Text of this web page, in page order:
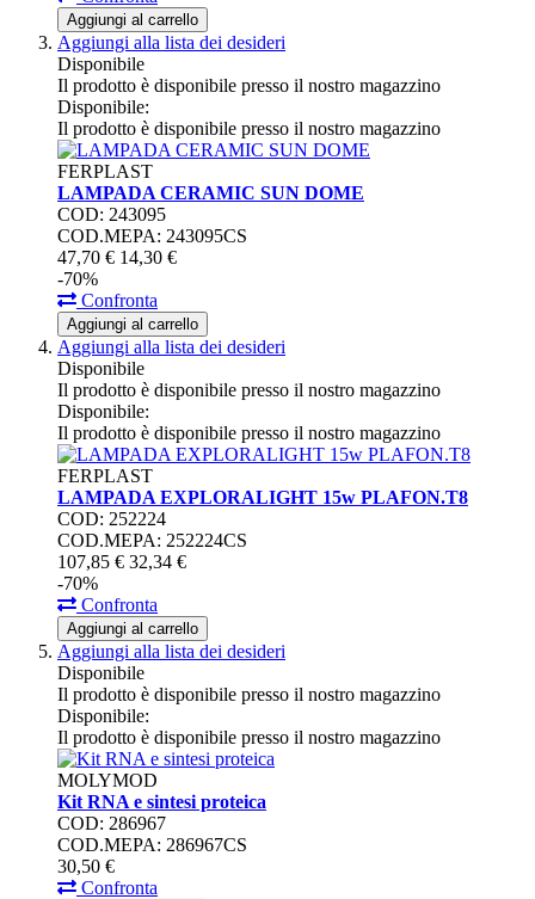
Aggiungi al carrello
Aggiungi alla lista dei desideri
Disponibile
Il prodotto è disponibile presso il nostro magazzino
Disponibile:
Il prodotto è disponibile presso il nostro magazzino
FERPLAST
LAMPADA CERAMIC SUN DOME
COD: 243095
COD.MEPA: 243095CS
47,70 € 14,30 €
-70%
Confronta
Aggiungi al carrello
Aggiungi alla lista dei desideri
Disponibile
Il prodotto è disponibile presso il nostro magazzino
Disponibile:
Il prodotto è disponibile presso il nostro magazzino
FERPLAST
LAMPADA EXPLORALIGHT 15w PLAFON.T8
COD: 252224
COD.MEPA: 252224CS
107,85 € 32,34 €
-70%
Confronta
Aggiungi al carrello
Aggiungi alla lista dei desideri
Disponibile
Il prodotto è disponibile presso il nostro magazzino
Disponibile:
Il prodotto è disponibile presso il nostro magazzino
MOLYMOD
Kit RNA e sintesi proteica
COD: 286967
COD.MEPA: 286967CS
30,50 €
Confronta